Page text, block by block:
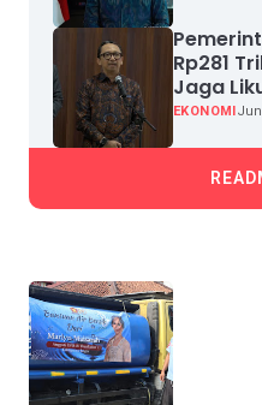
Rp281
Jaga
EKONOMI